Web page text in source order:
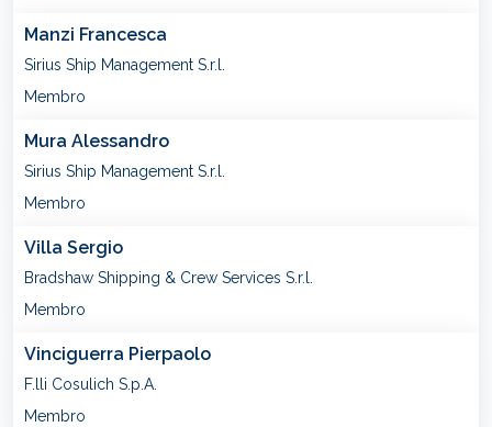
Manzi Francesca
Sirius Ship Management S.r.l.
Membro
Mura Alessandro
Sirius Ship Management S.r.l.
Membro
Villa Sergio
Bradshaw Shipping & Crew Services S.r.l.
Membro
Vinciguerra Pierpaolo
F.lli Cosulich S.p.A.
Membro